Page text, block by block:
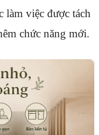
việc được tách
chức năng mới.